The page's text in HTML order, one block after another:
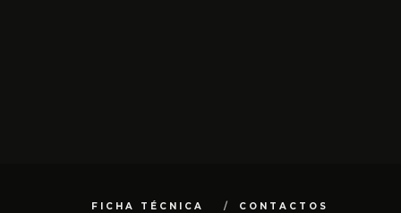
FICHA TÉCNICA CONTACTOS